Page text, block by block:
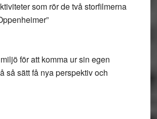
som rör de två storfilmerna
för att komma ur sin egen
så sätt få nya perspektiv och